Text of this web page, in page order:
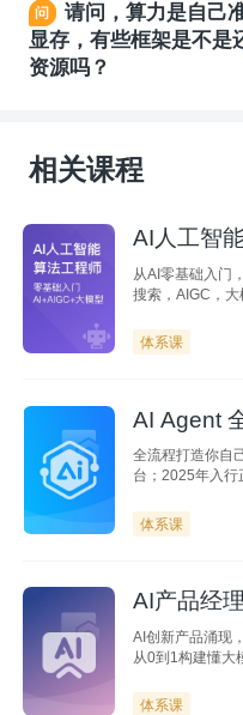
请问，算力是自己
显存，有些框架是不是
资源吗？
相关课程
AI人工智
从AI零基础入门
搜索，AIGC，大
时代抢手人才，
体系课
AI Agent
全流程打造你自
台；2025年入行
体系课
AI产品经
AI创新产品涌现
从0到1构建懂大
门项目实战，大
体系课